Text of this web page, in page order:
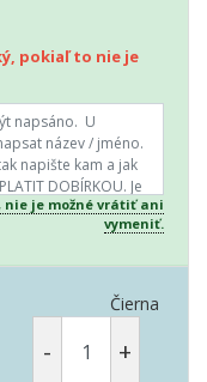
pokiaľ to nie je
nie je možné vrátiť ani
vymeniť.
Čierna
- +